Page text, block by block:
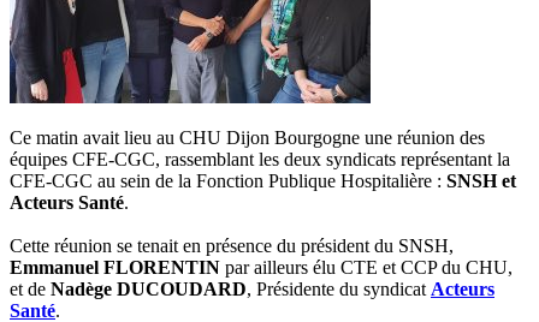
Ce matin avait lieu au CHU Dijon Bourgogne une réunion des
équipes CFE-CGC, rassemblant les deux syndicats représentant la
CFE-CGC au sein de la Fonction Publique Hospitalière : SNSH et
Acteurs Santé.
Cette réunion se tenait en présence du président du SNSH,
Emmanuel FLORENTIN par ailleurs élu CTE et CCP du CHU,
et de Nadège DUCOUDARD, Présidente du syndicat Acteurs
Santé.